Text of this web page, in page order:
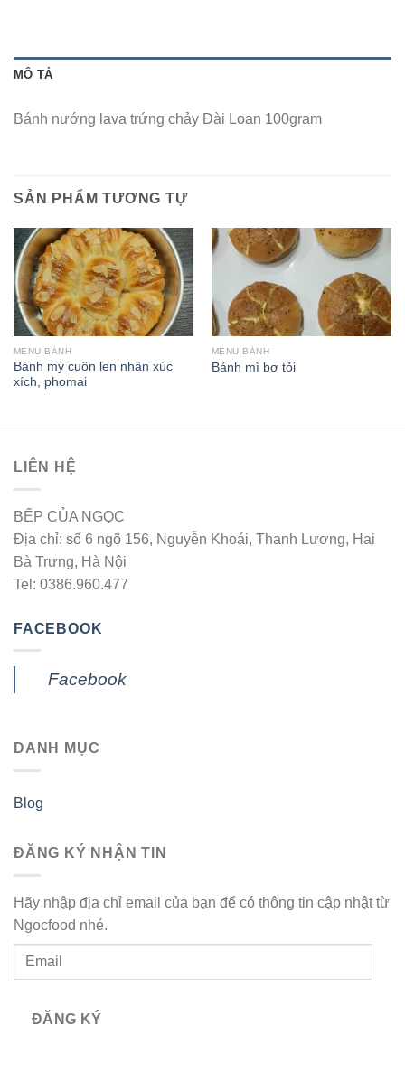
MÔ TẢ
Bánh nướng lava trứng chảy Đài Loan 100gram
SẢN PHẨM TƯƠNG TỰ
MENU BÁNH
Bánh mỳ cuộn len nhân xúc
xích, phomai
MENU BÁNH
Bánh mì bơ tỏi
LIÊN HỆ
BẾP CỦA NGỌC
Địa chỉ: số 6 ngõ 156, Nguyễn Khoái, Thanh Lương, Hai
Bà Trưng, Hà Nội
Tel: 0386.960.477
FACEBOOK
Facebook
DANH MỤC
Blog
ĐĂNG KÝ NHẬN TIN
Hãy nhập địa chỉ email của bạn để có thông tin cập nhật từ
Ngocfood nhé.
Email
ĐĂNG KÝ